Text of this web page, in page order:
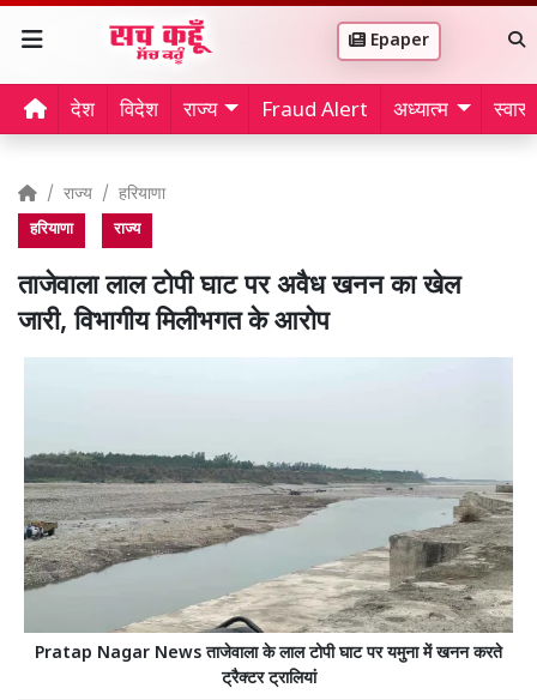
Epaper
देश विदेश राज्य Fraud Alert अध्यात्म
राज्य हरियाणा
हरियाणा राज्य
ताजेवाला लाल टोपी घाट पर अवैध खनन का खेल
जारी, विभागीय मिलीभगत के आरोप
Pratap Nagar News ताजेवाला के लाल टोपी घाट पर यमुना में खनन करते
ट्रैक्टर ट्रालियां